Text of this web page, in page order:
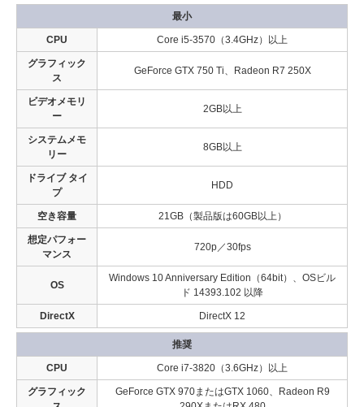
最小
CPU Core i5-3570（3.4GHz）以上
グラフィック
ス
GeForce GTX 750 Ti、Radeon R7 250X
ビデオメモリ
ー
2GB以上
システムメモ
リー
8GB以上
ドライブ タイ
プ
HDD
空き容量 21GB（製品版は60GB以上）
想定パフォー
マンス
720p／30fps
OS
Windows 10 Anniversary Edition（64bit）、OSビル
ド 14393.102 以降
DirectX DirectX 12
推奨
CPU Core i7-3820（3.6GHz）以上
グラフィック
GeForce GTX 970またはGTX 1060、Radeon R9